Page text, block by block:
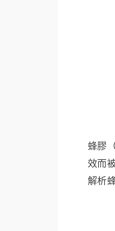
蜂膠
效而
解析